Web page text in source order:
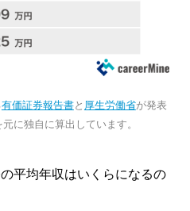
有価証券報告書と 厚生労働省が発表
元に独自に算出しています。
平均年収はいくらになるの